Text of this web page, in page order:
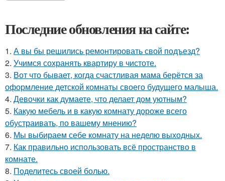
Последние обновления на сайте:
1. А вы бы решились ремонтировать свой подъезд?
2. Учимся сохранять квартиру в чистоте.
3. Вот что бывает, когда счастливая мама берётся за
оформление детской комнаты своего будущего малыша.
4. Девочки как думаете, что делает дом уютным?
5. Какую мебель и в какую комнату дороже всего
обустраивать, по вашему мнению?
6. Мы выбираем себе комнату на неделю выходных.
7. Как правильно использовать всё пространство в
комнате.
8. Поделитесь своей болью.